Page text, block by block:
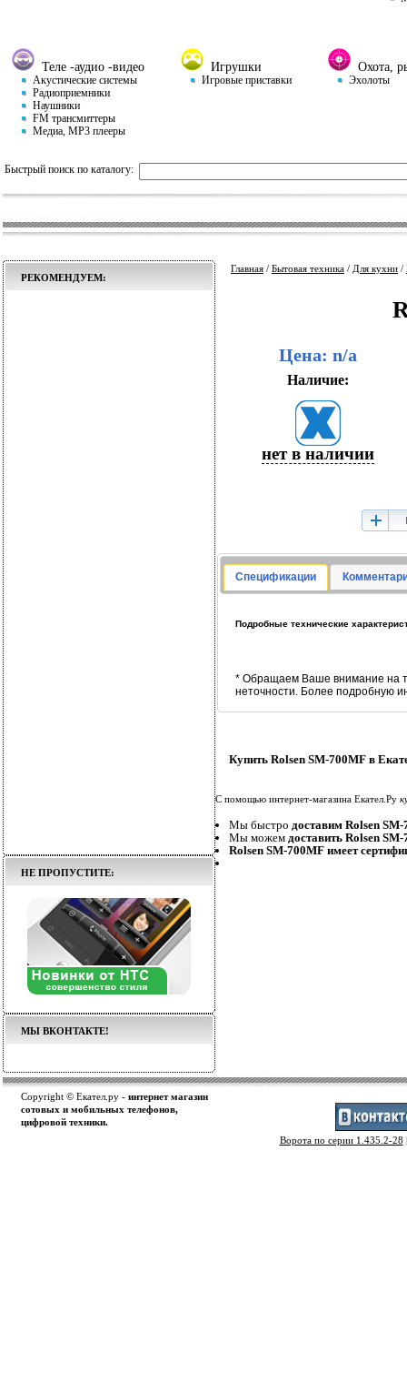
Теле -аудио -видео
Акустические системы
Радиоприемники
Наушники
FM трансмиттеры
Медиа, MP3 плееры
Игрушки
Игровые приставки
Охота,
Эхолоты
Быстрый поиск по каталогу:
РЕКОМЕНДУЕМ:
НЕ ПРОПУСТИТЕ:
МЫ ВКОНТАКТЕ!
Главная / Бытовая техника / Для кухни /
Цена: n/a
Наличие:
нет в наличии
Спецификации
Подробные технические
* Обращаем Ваше внимание на
неточности. Более подробную
Купить Rolsen SM-700MF в
С помощью интернет-магазина Екател.Ру
Мы быстро доставим Rolsen
Мы можем доставить Rolsen
Rolsen SM-700MF имеет
Copyright © Екател.ру - интернет магазин
сотовых и мобильных телефонов,
цифровой техники.
Ворота по серии 1.435.2-28